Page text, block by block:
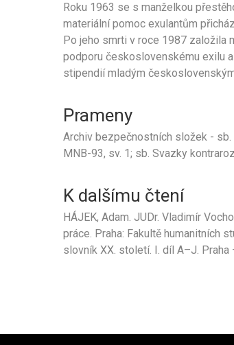
Roku 1963 se s manželkou
materiální pomoc exulantům
Po jeho smrti v roce 1987 založila
podporu československému exilu
stipendií mladým
Prameny
Archiv bezpečnostních složek - sb.
MNB-93, sv. 1; sb. Svazky
K dalšímu čtení
HÁJEK, Adam. JUDr. Vladimír
práce. Praha: Fakultě humanitních
slovník XX. století. I. díl A–J.